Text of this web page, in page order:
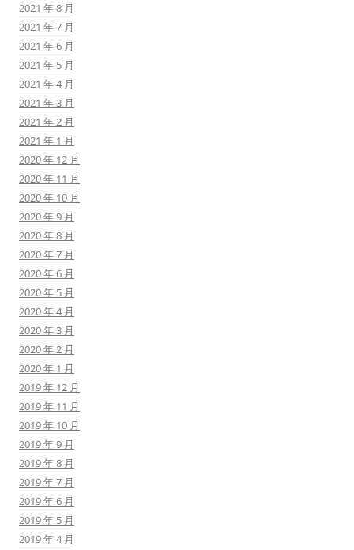
2021 年 8 月
2021 年 7 月
2021 年 6 月
2021 年 5 月
2021 年 4 月
2021 年 3 月
2021 年 2 月
2021 年 1 月
2020 年 12 月
2020 年 11 月
2020 年 10 月
2020 年 9 月
2020 年 8 月
2020 年 7 月
2020 年 6 月
2020 年 5 月
2020 年 4 月
2020 年 3 月
2020 年 2 月
2020 年 1 月
2019 年 12 月
2019 年 11 月
2019 年 10 月
2019 年 9 月
2019 年 8 月
2019 年 7 月
2019 年 6 月
2019 年 5 月
2019 年 4 月